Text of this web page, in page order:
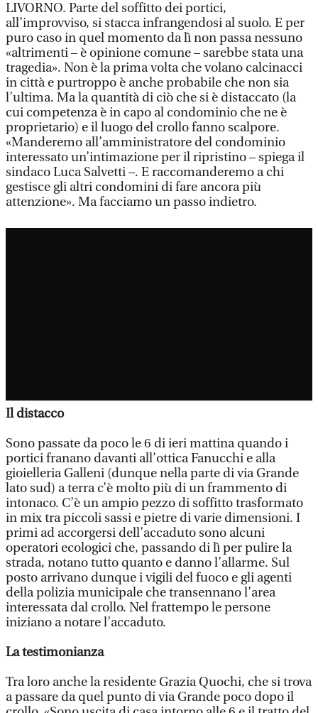
LIVORNO. Parte del soffitto dei portici,
all’improvviso, si stacca infrangendosi al suolo. E per
puro caso in quel momento da lì non passa nessuno
«altrimenti – è opinione comune – sarebbe stata una
tragedia». Non è la prima volta che volano calcinacci
in città e purtroppo è anche probabile che non sia
l’ultima. Ma la quantità di ciò che si è distaccato (la
cui competenza è in capo al condominio che ne è
proprietario) e il luogo del crollo fanno scalpore.
«Manderemo all’amministratore del condominio
interessato un’intimazione per il ripristino – spiega il
sindaco Luca Salvetti –. E raccomanderemo a chi
gestisce gli altri condomini di fare ancora più
attenzione». Ma facciamo un passo indietro.
Il distacco
Sono passate da poco le 6 di ieri mattina quando i
portici franano davanti all’ottica Fanucchi e alla
gioielleria Galleni (dunque nella parte di via Grande
lato sud) a terra c’è molto più di un frammento di
intonaco. C’è un ampio pezzo di soffitto trasformato
in mix tra piccoli sassi e pietre di varie dimensioni. I
primi ad accorgersi dell’accaduto sono alcuni
operatori ecologici che, passando di lì per pulire la
strada, notano tutto quanto e danno l’allarme. Sul
posto arrivano dunque i vigili del fuoco e gli agenti
della polizia municipale che transennano l’area
interessata dal crollo. Nel frattempo le persone
iniziano a notare l’accaduto.
La testimonianza
Tra loro anche la residente Grazia Quochi, che si trova
a passare da quel punto di via Grande poco dopo il